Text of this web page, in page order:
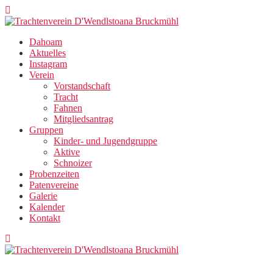
Zum
Inhalt
Dahoam
Aktuelles
Instagram
Verein
Vorstandschaft
Tracht
Fahnen
Mitgliedsantrag
Gruppen
Kinder- und Jugendgruppe
Aktive
Schnoizer
Probenzeiten
Patenvereine
Galerie
Kalender
Kontakt